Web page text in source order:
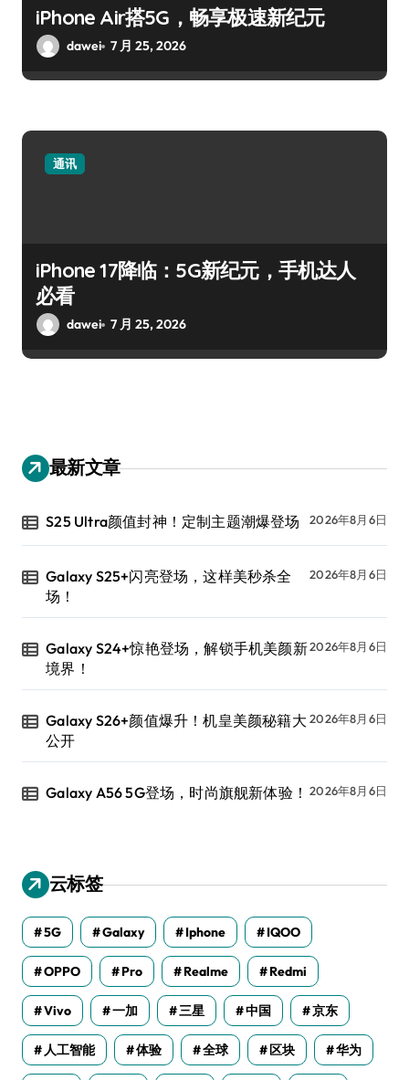
iPhone Air搭5G，畅享极速新纪元
dawei 7 月 25, 2026
通讯
iPhone 17降临：5G新纪元，手机达人
必看
dawei 7 月 25, 2026
最新文章
S25 Ultra颜值封神！定制主题潮爆登场 2026年8月6日
Galaxy S25+闪亮登场，这样美秒杀全
场！
2026年8月6日
Galaxy S24+惊艳登场，解锁手机美颜新
境界！
2026年8月6日
Galaxy S26+颜值爆升！机皇美颜秘籍大
公开
2026年8月6日
Galaxy A56 5G登场，时尚旗舰新体验！ 2026年8月6日
云标签
5G Galaxy Iphone IQOO
OPPO Pro Realme Redmi
Vivo 一加 三星 中国 京东
人工智能 体验 全球 区块 华为